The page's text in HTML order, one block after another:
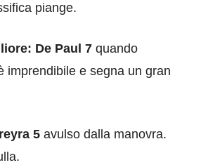
piange.
De Paul 7 quando
imprendibile e segna un gran
5 avulso dalla manovra.